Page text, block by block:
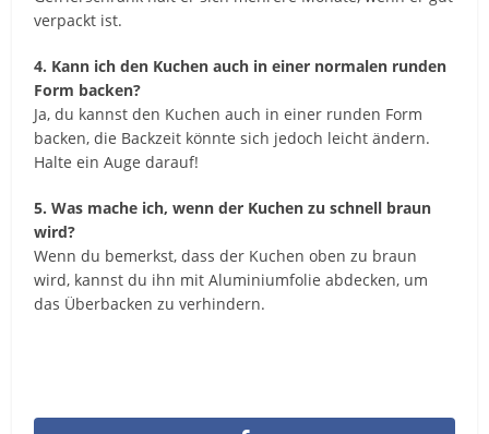
verpackt ist.
4. Kann ich den Kuchen auch in einer normalen runden
Form backen?
Ja, du kannst den Kuchen auch in einer runden Form
backen, die Backzeit könnte sich jedoch leicht ändern.
Halte ein Auge darauf!
5. Was mache ich, wenn der Kuchen zu schnell braun
wird?
Wenn du bemerkst, dass der Kuchen oben zu braun
wird, kannst du ihn mit Aluminiumfolie abdecken, um
das Überbacken zu verhindern.